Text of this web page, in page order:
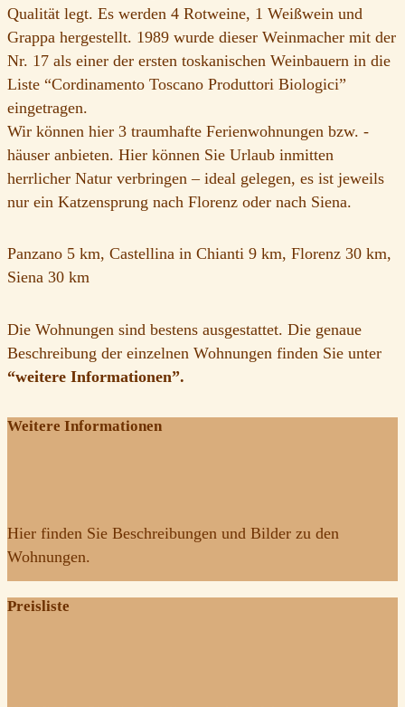
Qualität legt. Es werden 4 Rotweine, 1 Weißwein und
Grappa hergestellt. 1989 wurde dieser Weinmacher mit der
Nr. 17 als einer der ersten toskanischen Weinbauern in die
Liste “Cordinamento Toscano Produttori Biologici”
eingetragen.
Wir können hier 3 traumhafte Ferienwohnungen bzw. -
häuser anbieten. Hier können Sie Urlaub inmitten
herrlicher Natur verbringen – ideal gelegen, es ist jeweils
nur ein Katzensprung nach Florenz oder nach Siena.
Panzano 5 km, Castellina in Chianti 9 km, Florenz 30 km,
Siena 30 km
Die Wohnungen sind bestens ausgestattet. Die genaue
Beschreibung der einzelnen Wohnungen finden Sie unter
“weitere Informationen”.
Weitere Informationen
Hier finden Sie Beschreibungen und Bilder zu den
Wohnungen.
Preisliste